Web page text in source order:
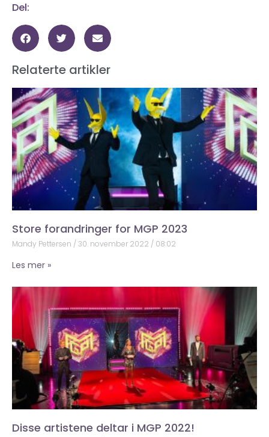
Del:
Relaterte artikler
Store forandringer for MGP 2023
Mandy Pettersen 30. november 2022 08:02
Les mer »
Disse artistene deltar i MGP 2022!